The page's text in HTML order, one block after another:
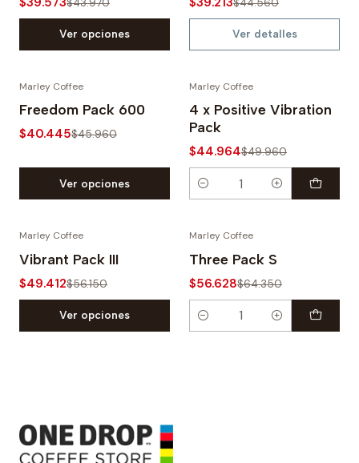
$43.970
Ver opciones
$44.560
Ver detalles
-12%
Marley Coffee
Freedom Pack 600
$40.445$45.960
Ver opciones
-10%
Marley Coffee
4 x Positive Vibration
Pack
$44.964$49.960
Cantidad
-12%
Marley Coffee
Vibrant Pack III
$49.412$56.150
Ver opciones
-12%
Marley Coffee
Three Pack S
$56.628$64.350
Cantidad